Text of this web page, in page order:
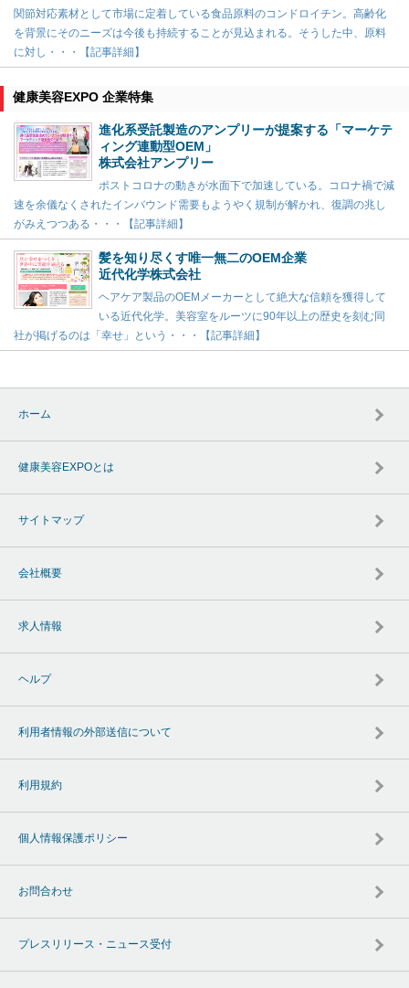
関節対応素材として市場に定着している食品原料のコンドロイチン。高齢化
を背景にそのニーズは今後も持続することが見込まれる。そうした中、原料
に対し・・・【記事詳細】
健康美容EXPO 企業特集
進化系受託製造のアンプリーが提案する「マーケテ
ィング連動型OEM」
株式会社アンプリー
ポストコロナの動きが水面下で加速している。コロナ禍で減
速を余儀なくされたインバウンド需要もようやく規制が解かれ、復調の兆し
がみえつつある・・・【記事詳細】
髪を知り尽くす唯一無二のOEM企業
近代化学株式会社
ヘアケア製品のOEMメーカーとして絶大な信頼を獲得して
いる近代化学。美容室をルーツに90年以上の歴史を刻む同
社が掲げるのは「幸せ」という・・・【記事詳細】
ホーム
健康美容EXPOとは
サイトマップ
会社概要
求人情報
ヘルプ
利用者情報の外部送信について
利用規約
個人情報保護ポリシー
お問合わせ
プレスリリース・ニュース受付